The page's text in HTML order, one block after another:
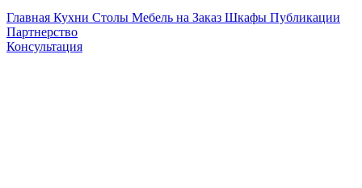
Главная Кухни Столы Мебель на Заказ Шкафы Публикации
Партнерство
Консультация